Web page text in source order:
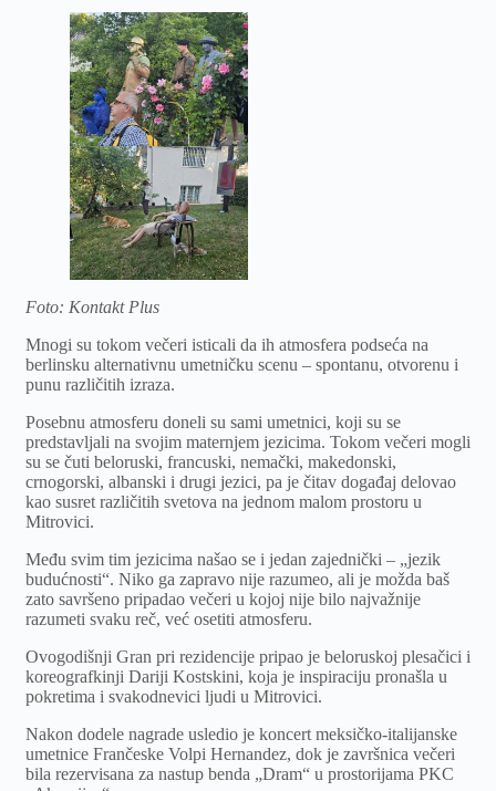
Foto: Kontakt Plus
Mnogi su tokom večeri isticali da ih atmosfera podseća na
berlinsku alternativnu umetničku scenu – spontanu, otvorenu i
punu različitih izraza.
Posebnu atmosferu doneli su sami umetnici, koji su se
predstavljali na svojim maternjem jezicima. Tokom večeri mogli
su se čuti beloruski, francuski, nemački, makedonski,
crnogorski, albanski i drugi jezici, pa je čitav događaj delovao
kao susret različitih svetova na jednom malom prostoru u
Mitrovici.
Među svim tim jezicima našao se i jedan zajednički – „jezik
budućnosti“. Niko ga zapravo nije razumeo, ali je možda baš
zato savršeno pripadao večeri u kojoj nije bilo najvažnije
razumeti svaku reč, već osetiti atmosferu.
Ovogodišnji Gran pri rezidencije pripao je beloruskoj plesačici i
koreografkinji Dariji Kostskini, koja je inspiraciju pronašla u
pokretima i svakodnevici ljudi u Mitrovici.
Nakon dodele nagrade usledio je koncert meksičko-italijanske
umetnice Frančeske Volpi Hernandez, dok je završnica večeri
bila rezervisana za nastup benda „Dram“ u prostorijama PKC